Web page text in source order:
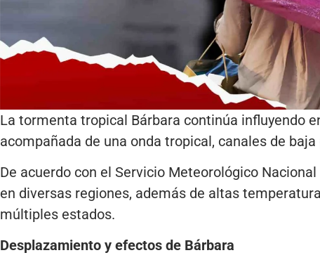
La tormenta tropical Bárbara continúa influyendo
acompañada de una onda tropical, canales de
De acuerdo con el Servicio Meteorológico
en diversas regiones, además de altas
múltiples estados.
Desplazamiento y efectos de Bárbara